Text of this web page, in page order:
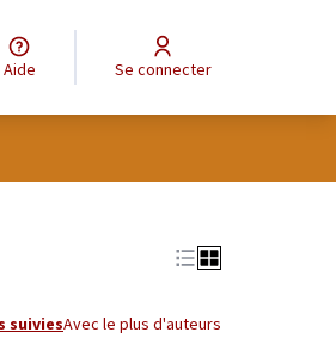
Aide Se connecter
suiviesAvec le plus d'auteurs